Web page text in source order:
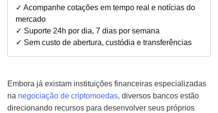
✓ Acompanhe cotações em tempo real e notícias do
mercado
✓ Suporte 24h por dia, 7 dias por semana
✓ Sem custo de abertura, custódia e transferências
Embora já existam instituições financeiras especializadas
na negociação de criptomoedas, diversos bancos estão
direcionando recursos para desenvolver seus próprios